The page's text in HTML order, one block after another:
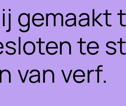
gemaakt
te
van verf.